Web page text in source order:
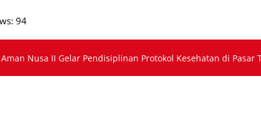
94
Nusa II Gelar Pendisiplinan Protokol Kesehatan di Pasar